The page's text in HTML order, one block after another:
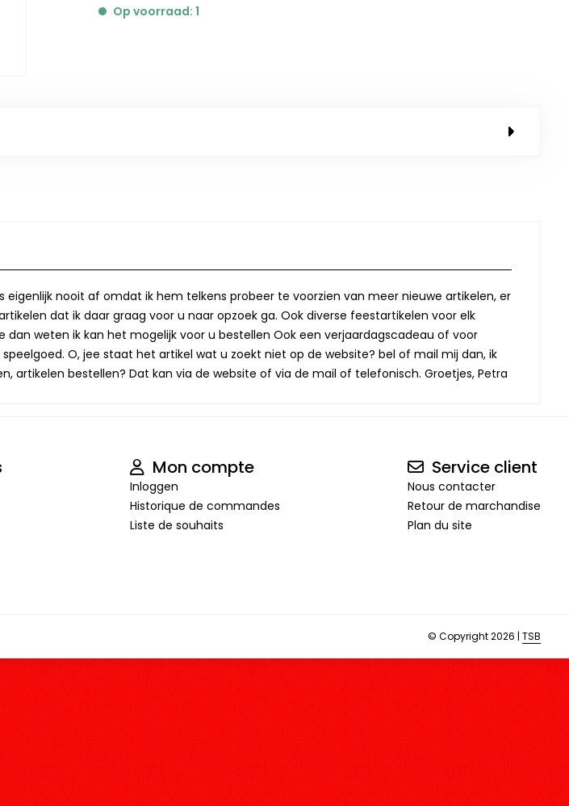
Op voorraad: 1
eigenlijk nooit af omdat ik hem telkens probeer te voorzien van meer nieuwe artikelen, er
dat ik daar graag voor u naar opzoek ga. Ook diverse feestartikelen voor elk
weten ik kan het mogelijk voor u bestellen Ook een verjaardagscadeau of voor
O, jee staat het artikel wat u zoekt niet op de website? bel of mail mij dan, ik
artikelen bestellen? Dat kan via de website of via de mail of telefonisch. Groetjes, Petra
Mon compte
Inloggen
Historique de commandes
Liste de souhaits
Service client
Nous contacter
Retour de marchandise
Plan du site
© Copyright 2026 | TSB